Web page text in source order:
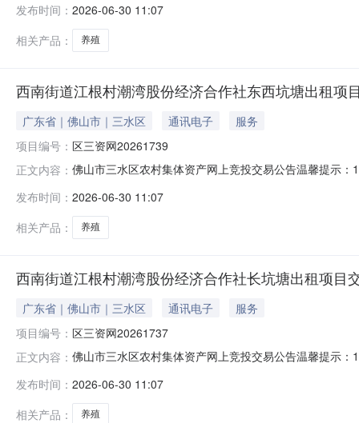
考，不构成对项目的任何担保。请竞投意向人在报名参
并请亲自实地看样查看项目的实际情况，未看
发布时间： 2026-06-30 11:07
相关产品：
养殖
西南街道江根村潮湾股份经济合作社东西坑塘出租项
广东省｜佛山市｜三水区 通讯电子
服务
项目编号： 区三资网20261739
正文内容： 佛山市三水区农村集体资产网上竞投交易公告温馨提示
考，不构成对项目的任何担保。请竞投意向人在报名参
并请亲自实地看样查看项目的实际情况，未看
发布时间： 2026-06-30 11:07
相关产品：
养殖
西南街道江根村潮湾股份经济合作社长坑塘出租项目
广东省｜佛山市｜三水区 通讯电子
服务
项目编号： 区三资网20261737
正文内容： 佛山市三水区农村集体资产网上竞投交易公告温馨提示
考，不构成对项目的任何担保。请竞投意向人在报名参
并请亲自实地看样查看项目的实际情况，未看
发布时间： 2026-06-30 11:07
相关产品：
养殖